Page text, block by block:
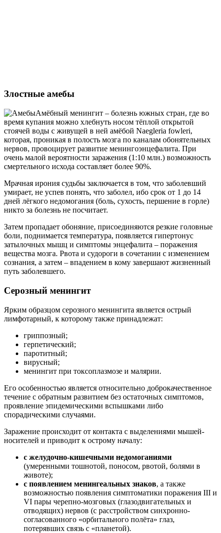
Злостные амебы
Амёбный менингит – болезнь южных стран, где во
время купания можно хлебнуть носом тёплой открытой
стоячей воды с живущей в ней амёбой Naegleria fowleri,
которая, проникая в полость мозга по каналам обонятельных
нервов, провоцирует развитие менингоэнцефалита. При
очень малой вероятности заражения (1:10 млн.) возможность
смертельного исхода составляет более 90%.
Мрачная ирония судьбы заключается в том, что заболевший
умирает, не успев понять, что заболел, ибо срок от 1 до 14
дней лёгкого недомогания (боль, сухость, першение в горле)
никто за болезнь не посчитает.
Затем пропадает обоняние, присоединяются резкие головные
боли, поднимается температура, появляется гипертонус
затылочных мышц и симптомы энцефалита – поражения
вещества мозга. Рвота и судороги в сочетании с изменением
сознания, а затем – впадением в кому завершают жизненный
путь заболевшего.
Серозный менингит
Ярким образцом серозного менингита является острый
лимфотарный, к которому также принадлежат:
гриппозный;
герпетический;
паротитный;
вирусный;
менингит при токсоплазмозе и малярии.
Его особенностью является относительно доброкачественное
течение с обратным развитием без остаточных симптомов,
проявление эпидемическими вспышками либо
спорадическими случаями.
Заражение происходит от контакта с выделениями мышей-
носителей и приводит к острому началу:
с желудочно-кишечными недомоганиями
(умеренными тошнотой, поносом, рвотой, болями в
животе);
с появлением менингеальных знаков, а также
возможностью появления симптоматики поражения III и
VI пары черепно-мозговых (глазодвигательных и
отводящих) нервов (с расстройством синхронно-
согласованного «орбитального полёта» глаз,
потерявших связь с «планетой).